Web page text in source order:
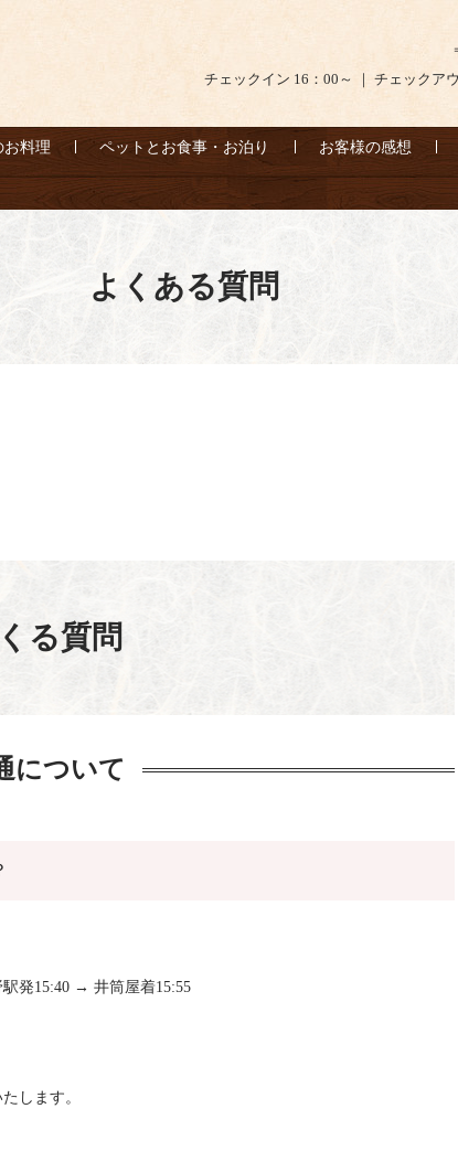
チェックイン 16：00～ ｜ チェックア
お料理 ペットとお食事・お泊り お客様の感想
よくある質問
る質問
について
発15:40 → 井筒屋着15:55
します。